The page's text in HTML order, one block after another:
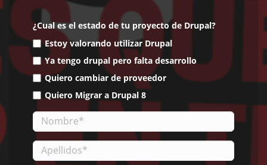
¿Cual es el estado de tu proyecto de Drupal?
Estoy valorando utilizar Drupal
Ya tengo drupal pero falta desarrollo
Quiero cambiar de proveedor
Quiero Migrar a Drupal 8
Nombre
Apellidos